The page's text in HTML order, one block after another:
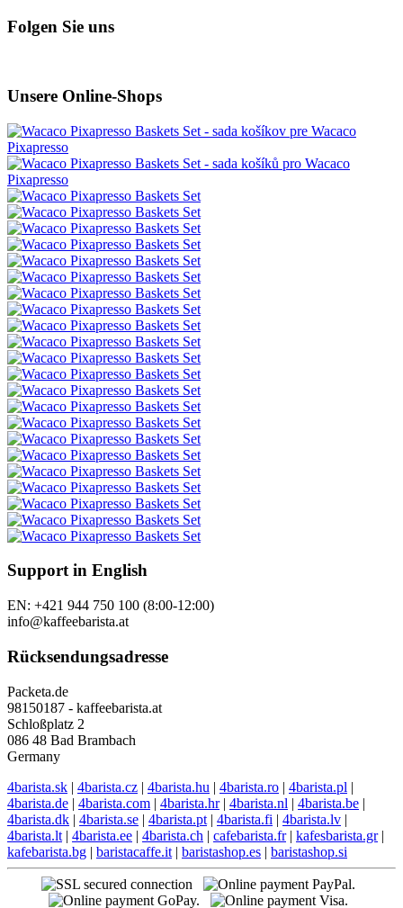
Folgen Sie uns
Unsere Online-Shops
Support in English
EN: +421 944 750 100 (8:00-12:00)
info@kaffeebarista.at
Rücksendungsadresse
Packeta.de
98150187 - kaffeebarista.at
Schloßplatz 2
086 48 Bad Brambach
Germany
4barista.sk | 4barista.cz | 4barista.hu | 4barista.ro | 4barista.pl |
4barista.de | 4barista.com | 4barista.hr| 4barista.nl | 4barista.be |
4barista.dk | 4barista.se | 4barista.pt | 4barista.fi | 4barista.lv |
4barista.lt | 4barista.ee | 4barista.ch | cafebarista.fr| kafesbarista.gr|
kafebarista.bg | baristacaffe.it | baristashop.es | baristashop.si